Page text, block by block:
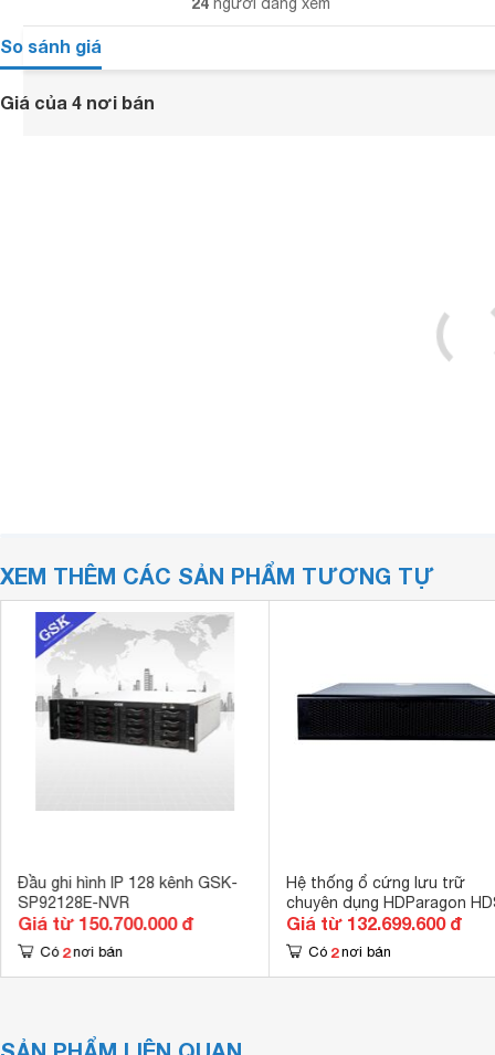
So sánh giá
Giá của 4 nơi bán
XEM THÊM CÁC SẢN PHẨM TƯƠNG TỰ
Đầu ghi hình IP 128 kênh GSK-
SP92128E-NVR
Giá từ 150.700.000 đ
Có 2 nơi bán
Hệ thống ổ cứng lưu trữ
chuyên dụng HDParagon
S1016R/E
Giá từ 132.699.600 đ
Có 2 nơi bán